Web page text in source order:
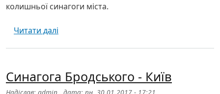
колишньої синагоги міста.
Читати далі
Синагога Бродського - Київ